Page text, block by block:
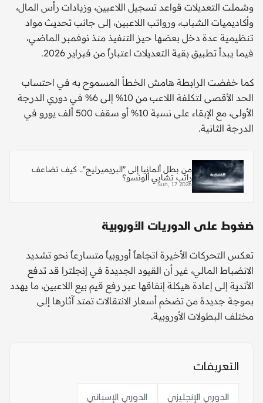
وشملت التعديلات قواعد تسجيل اللاعبين، وزيادات رأس المال،
وأكاديميات الشباب، ورواتب اللاعبين، إلى جانب تحديث مواد
تنظيمية عدة دخل بعضها حيز التنفيذ منذ نوفمبر الماضي،
فيما يبدأ تطبيق بقية التعديلات اعتباراً من فبراير 2026.
كما خفضت الرابطة هامش الخطأ المسموح به في احتساب
الحد الأقصى لتكلفة اللاعب من 10% إلى 6% في دوري الدرجة
الأولى، مع الإبقاء على نسبة 10% أو سقف 500 ألف يورو في
الدرجة الثانية.
من بطل ألمانيا إلى "البريميرليج".. كيف تضاعف
راتب تشابي ألونسو؟
Sun, 17 2026
ضغوط على الدوريات الأوروبية
تعكس التحركات الأخيرة اتجاهاً أوروبياً متسارعاً نحو تشديد
الانضباط المالي، غير أن القيود الجديدة في إنجلترا قد تدفع
الأندية إلى إعادة هيكلة إنفاقها عبر رفع قيم بيع اللاعبين، ما يهدد
بموجة جديدة من تضخم أسعار الانتقالات تمتد آثارها إلى
مختلف البطولات الأوروبية.
التعريفات
الدوري الإنجليزي الدوري الإسباني